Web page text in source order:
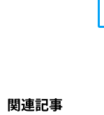
関連記事